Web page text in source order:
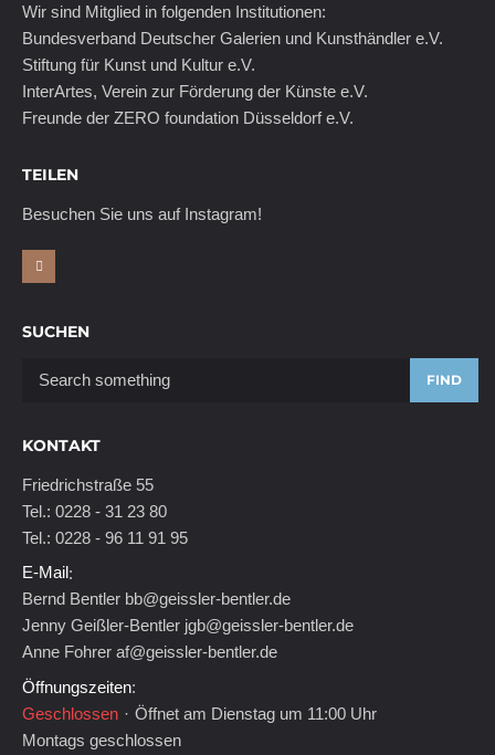
Wir sind Mitglied in folgenden Institutionen:
Bundesverband Deutscher Galerien und Kunsthändler e.V.
Stiftung für Kunst und Kultur e.V.
InterArtes, Verein zur Förderung der Künste e.V.
Freunde der ZERO foundation Düsseldorf e.V.
TEILEN
Besuchen Sie uns auf Instagram!
SUCHEN
FIND
KONTAKT
Friedrichstraße 55
Tel.: 0228 - 31 23 80
Tel.: 0228 - 96 11 91 95
E-Mail:
Bernd Bentler bb@geissler-bentler.de
Jenny Geißler-Bentler jgb@geissler-bentler.de
Anne Fohrer af@geissler-bentler.de
Öffnungszeiten:
Geschlossen · Öffnet am Dienstag um 11:00 Uhr
Montags geschlossen